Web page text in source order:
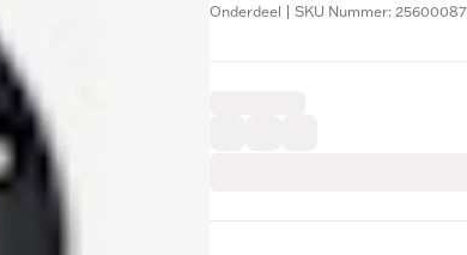
Onderdeel | SKU Nummer: 25600087